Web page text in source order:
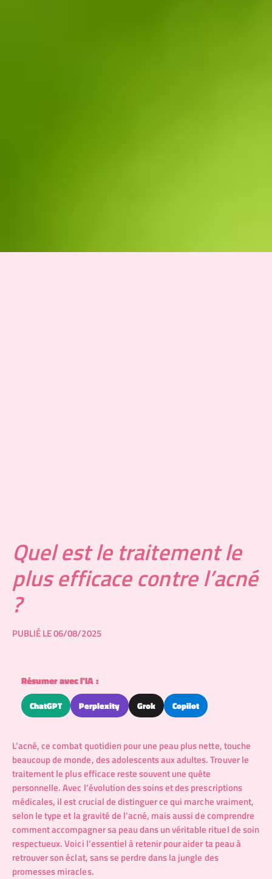
Quel est le traitement le
plus efficace contre l’acné
?
PUBLIÉ LE 06/08/2025
Résumer avec l'IA :
ChatGPT Perplexity Grok Copilot
L’acné, ce combat quotidien pour une peau plus nette, touche
beaucoup de monde, des adolescents aux adultes. Trouver le
traitement le plus efficace reste souvent une quête
personnelle. Avec l’évolution des soins et des prescriptions
médicales, il est crucial de distinguer ce qui marche vraiment,
selon le type et la gravité de l’acné, mais aussi de comprendre
comment accompagner sa peau dans un véritable rituel de soin
respectueux. Voici l’essentiel à retenir pour aider ta peau à
retrouver son éclat, sans se perdre dans la jungle des
promesses miracles.